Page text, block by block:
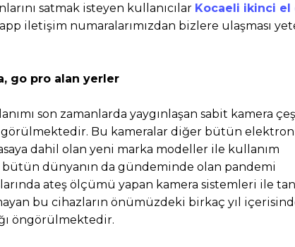
satmak isteyen kullanıcılar Kocaeli ikinci el
iletişim numaralarımızdan bizlere ulaşması
go pro alan yerler
son zamanlarda yaygınlaşan sabit kamera
görülmektedir. Bu kameralar diğer bütün
dahil olan yeni marka modeller ile kullanım
dünyanın da gündeminde olan pandemi
ateş ölçümü yapan kamera sistemleri ile
bu cihazların önümüzdeki birkaç yıl
öngörülmektedir.